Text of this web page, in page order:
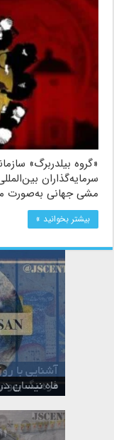
«گروه بیلدربرگ»
سرمایه‌گذاران
مشی جهانی به‌صورت
بیشتر بخوانید »
آشنایی با
فرهنگ
ماه نیسان
تقویم عبری
ماه شواط
ماه طوت در
ماه حشوان
ماه تیشری
ماه الول در